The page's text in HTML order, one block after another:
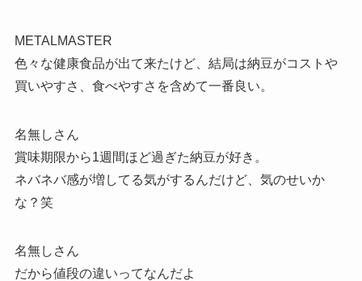
METALMASTER
色々な健康食品が出て来たけど、結局は納豆がコストや
買いやすさ、食べやすさを含めて一番良い。
名無しさん
賞味期限から1週間ほど過ぎた納豆が好き。
ネバネバ感が増してる気がするんだけど、気のせいか
な？笑
名無しさん
だから値段の違いってなんだよ